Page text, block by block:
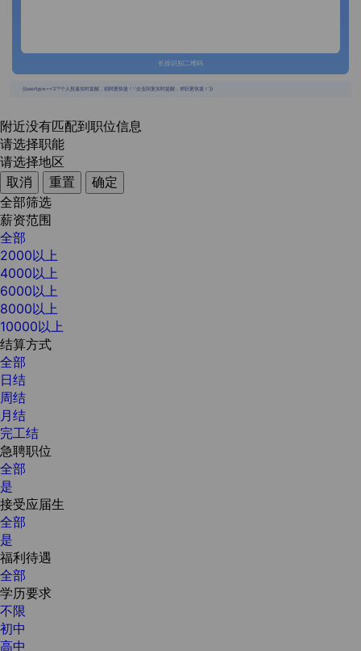
长按识别二维码
{{usertype=='2'?'个人投递实时提醒，招聘更快捷！':'企业回复实时提醒，求职更快捷！'}}
附近没有匹配到职位信息
请选择职能
请选择地区
取消
重置
确定
全部筛选
薪资范围
全部
2000以上
4000以上
6000以上
8000以上
10000以上
结算方式
全部
日结
周结
月结
完工结
急聘职位
全部
是
接受应届生
全部
是
福利待遇
全部
学历要求
不限
初中
高中